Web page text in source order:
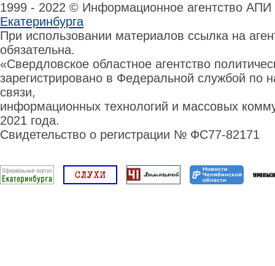
1999 - 2022 © Информационное агентство
Екатеринбурга
При использовании материалов ссылка на
обязательна.
«Свердловское областное агентство
зарегистрировано в Федеральной службой по
связи,
информационных технологий и массовых
2021 года.
Свидетельство о регистрации № ФС77-82171